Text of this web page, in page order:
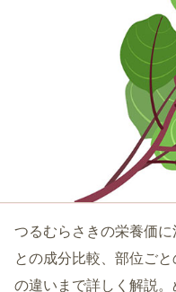
つるむらさきの栄養価
との成分比較、部位ご
の違いまで詳しく解説